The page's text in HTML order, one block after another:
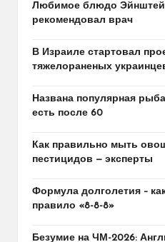
Любимое блюдо
рекомендовал врач
В Израиле стартовал
тяжелораненых
Названа популярная
есть после 60
Как правильно мыть
пестицидов — эксперты
Формула долголетия –
правило «8-8-8»
Безумие на ЧМ-2026: